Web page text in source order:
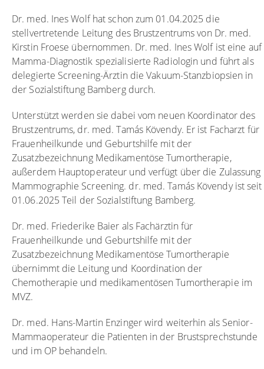
Dr. med. Ines Wolf hat schon zum 01.04.2025 die
stellvertretende Leitung des Brustzentrums von Dr. med.
Kirstin Froese übernommen. Dr. med. Ines Wolf ist eine auf
Mamma-Diagnostik spezialisierte Radiologin und führt als
delegierte Screening-Ärztin die Vakuum-Stanzbiopsien in
der Sozialstiftung Bamberg durch.
Unterstützt werden sie dabei vom neuen Koordinator des
Brustzentrums, dr. med. Tamás Kövendy. Er ist Facharzt für
Frauenheilkunde und Geburtshilfe mit der
Zusatzbezeichnung Medikamentöse Tumortherapie,
außerdem Hauptoperateur und verfügt über die Zulassung
Mammographie Screening. dr. med. Tamás Kövendy ist seit
01.06.2025 Teil der Sozialstiftung Bamberg.
Dr. med. Friederike Baier als Fachärztin für
Frauenheilkunde und Geburtshilfe mit der
Zusatzbezeichnung Medikamentöse Tumortherapie
übernimmt die Leitung und Koordination der
Chemotherapie und medikamentösen Tumortherapie im
MVZ.
Dr. med. Hans-Martin Enzinger wird weiterhin als Senior-
Mammaoperateur die Patienten in der Brustsprechstunde
und im OP behandeln.